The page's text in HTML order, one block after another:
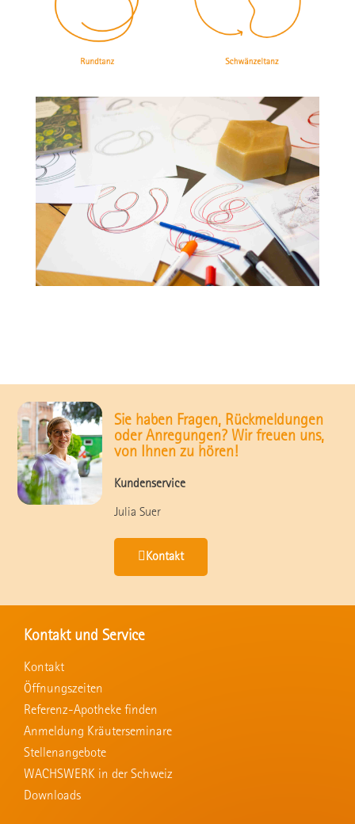
Sie haben Fragen, Rückmeldungen
oder Anregungen? Wir freuen uns,
von Ihnen zu hören!
Kundenservice
Julia Suer
Kontakt
Kontakt und Service
Kontakt
Öffnungszeiten
Referenz-Apotheke finden
Anmeldung Kräuterseminare
Stellenangebote
WACHSWERK in der Schweiz
Downloads